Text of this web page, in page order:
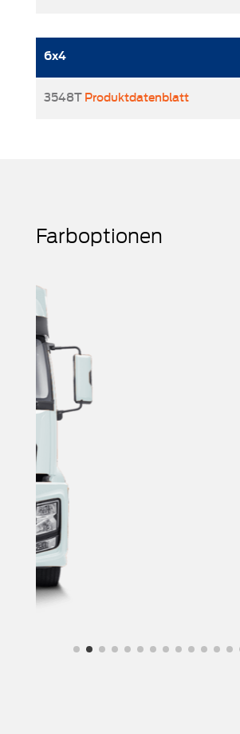
6x4
3548TProduktdatenblatt
Farboptionen